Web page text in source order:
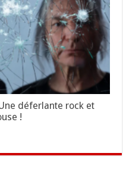
déferlante rock et
!